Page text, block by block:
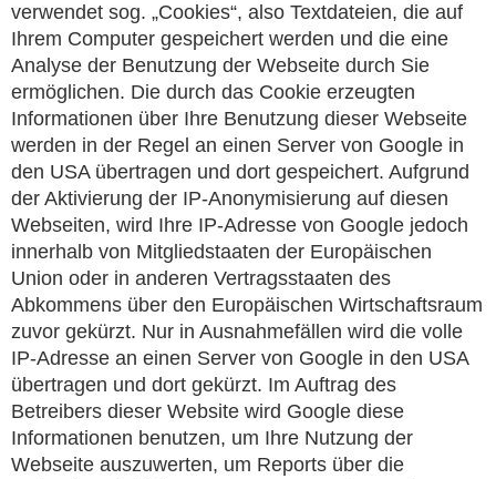
verwendet sog. „Cookies“, also Textdateien, die auf
Ihrem Computer gespeichert werden und die eine
Analyse der Benutzung der Webseite durch Sie
ermöglichen. Die durch das Cookie erzeugten
Informationen über Ihre Benutzung dieser Webseite
werden in der Regel an einen Server von Google in
den USA übertragen und dort gespeichert. Aufgrund
der Aktivierung der IP-Anonymisierung auf diesen
Webseiten, wird Ihre IP-Adresse von Google jedoch
innerhalb von Mitgliedstaaten der Europäischen
Union oder in anderen Vertragsstaaten des
Abkommens über den Europäischen Wirtschaftsraum
zuvor gekürzt. Nur in Ausnahmefällen wird die volle
IP-Adresse an einen Server von Google in den USA
übertragen und dort gekürzt. Im Auftrag des
Betreibers dieser Website wird Google diese
Informationen benutzen, um Ihre Nutzung der
Webseite auszuwerten, um Reports über die